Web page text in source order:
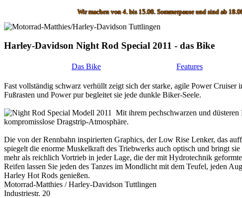
Wir machen von 4. bis 15.08. Sommerpause und sind ab 18.08. wieder mit
Harley-Davidson Night Rod Special 2011 - das Bike
Das Bike Features
Fast vollständig schwarz verhüllt zeigt sich der starke, agile Power
Fußrasten und Power pur begleitet sie jede dunkle Biker-Seele.
Mit ihrem pechschwarzen und
kompromisslose Dragstrip-Atmosphäre.
Die von der Rennbahn inspirierten Graphics, der Low Rise Lenker, das
spiegelt die enorme Muskelkraft des Triebwerks auch optisch und bringt
mehr als reichlich Vortrieb in jeder Lage, die der mit Hydrotechnik
Reifen lassen Sie jeden des Tanzes im Mondlicht mit dem Teufel, jeden
Harley Hot Rods genießen.
Motorrad-Matthies / Harley-Davidson Tuttlingen
Industriestr. 20